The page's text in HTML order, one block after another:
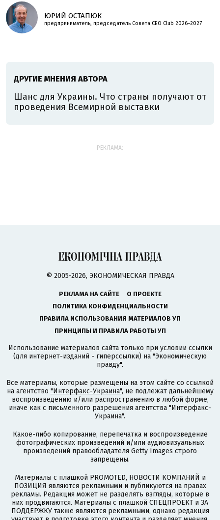
ЮРИЙ ОСТАПЮК
предприниматель, председатель Совета CEO Club 2026–2027
ДРУГИЕ МНЕНИЯ АВТОРА
Шанс для Украины. Что страны получают от
проведения Всемирной выставки
РЕКЛАМА:
© 2005-2026, ЭКОНОМИЧЕСКАЯ ПРАВДА
РЕКЛАМА НА САЙТЕ
О ПРОЕКТЕ
ПОЛИТИКА КОНФИДЕНЦИАЛЬНОСТИ
ПРАВИЛА ИСПОЛЬЗОВАНИЯ МАТЕРИАЛОВ УП
ПРИНЦИПЫ И ПРАВИЛА РАБОТЫ УП
Использование материалов сайта только при условии ссылки
(для интернет-изданий - гиперссылки) на "Экономическую
правду".
Все материалы, которые размещены на этом сайте со ссылкой
на агентство "Интерфакс-Украина", не подлежат дальнейшему
воспроизведению и/или распространению в любой форме,
иначе как с письменного разрешения агентства "Интерфакс-
Украина".
Какое-либо копирование, перепечатка и воспроизведение
фотографических произведений и/или аудиовизуальных
произведений правообладателя Getty Images строго
запрещены.
Материалы с плашкой PROMOTED, НОВОСТИ КОМПАНИЙ и
ПОЗИЦИЯ являются рекламными и публикуются на правах
рекламы. Редакция может не разделять взгляды, которые в
них продвигаются. Материалы с плашкой СПЕЦПРОЕКТ и ЗА
ПОДДЕРЖКУ также являются рекламными, однако редакция